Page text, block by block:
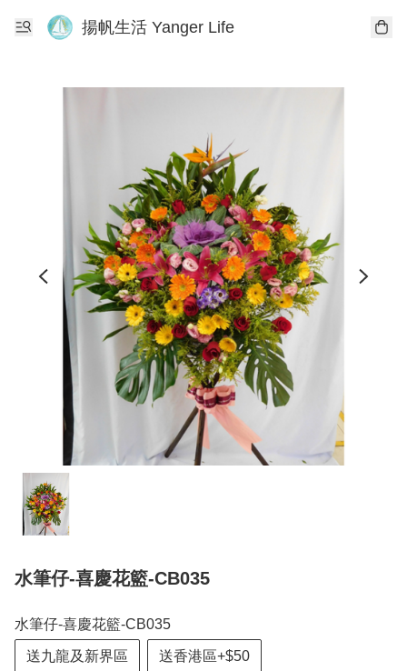
揚帆生活 Yanger Life
水筆仔-喜慶花籃-CB035
水筆仔-喜慶花籃-CB035
送九龍及新界區 送香港區+$50